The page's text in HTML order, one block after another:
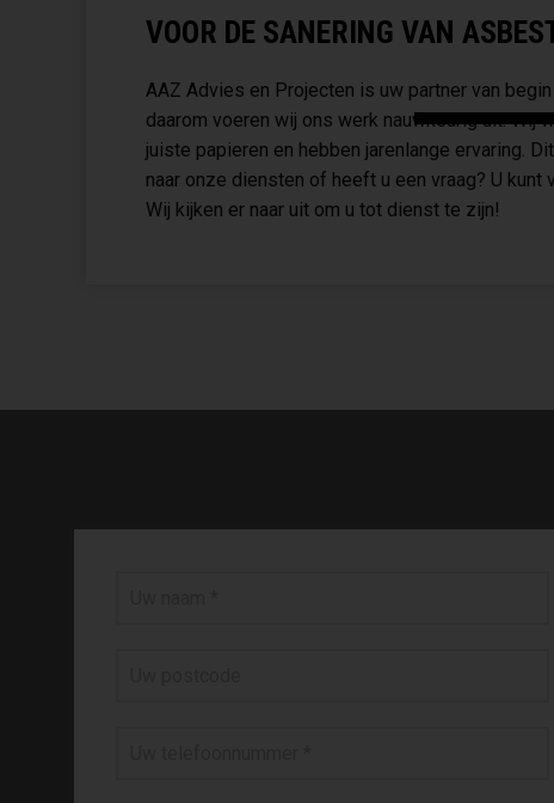
VOOR DE SANERING VAN
AAZ Advies en Projecten is uw partner van
daarom voeren wij ons werk nauwkeurig uit.
juiste papieren en hebben jarenlange ervaring.
naar onze diensten of heeft u een vraag? U
Wij kijken er naar uit om u tot dienst te zijn!